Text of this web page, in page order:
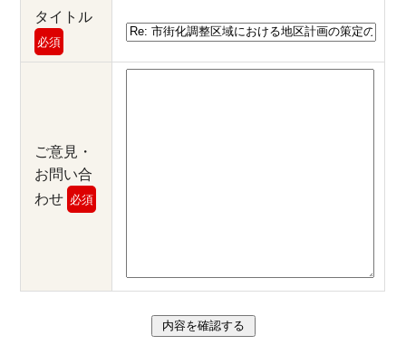
タイトル
必須
ご意見・
お問い合
わせ 必須